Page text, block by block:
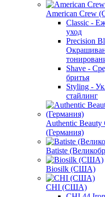
American Crew
Classic -
уход
Precision
Shave -
бритья
Styling -
стайлинг
Authentic Beauty
(Германия)
Batiste
Biosilk (США)
CHI (США)